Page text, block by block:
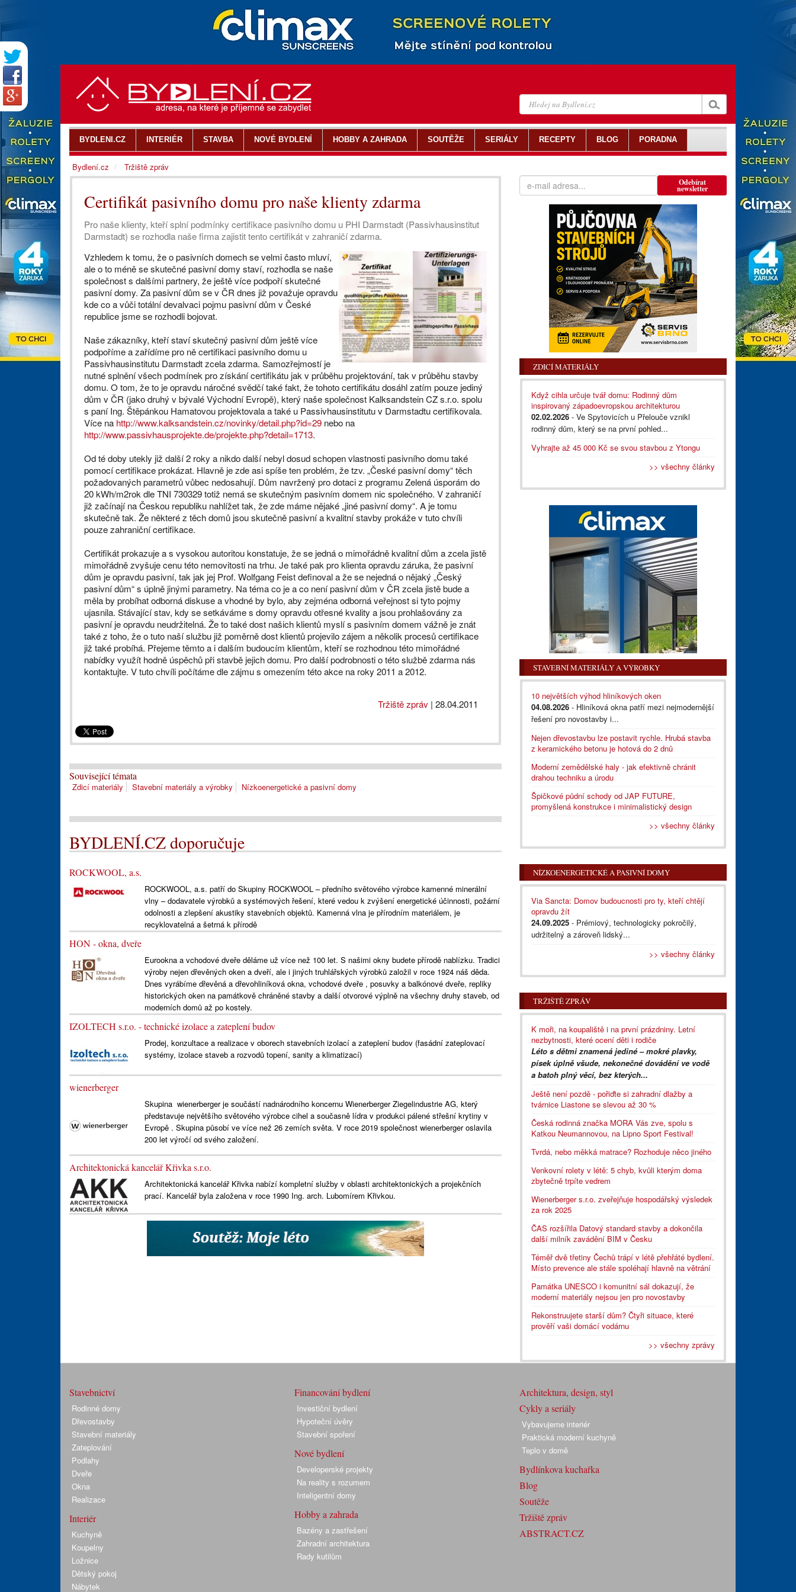
Certifikát pasivního domu pro naše klienty zdarma
Pro naše klienty, kteří splní podmínky certifikace pasivního domu u PHI Darmstadt (Passivhausinstitut
Darmstadt) se rozhodla naše firma zajistit tento certifikát v zahraničí zdarma.
Vzhledem k tomu, že o pasivních domech se velmi často mluví,
ale o to méně se skutečné pasivní domy staví, rozhodla se naše
společnost s dalšími partnery, že ještě více podpoří skutečné
pasivní domy. Za pasivní dům se v ČR dnes již považuje opravdu
kde co a vůči totální devalvaci pojmu pasivní dům v České
republice jsme se rozhodli bojovat.
Naše zákazníky, kteří staví skutečný pasivní dům ještě více
podpoříme a zařídíme pro ně certifikaci pasivního domu u
Passivhausinstitutu Darmstadt zcela zdarma. Samozřejmostí je
nutné splnění všech podmínek pro získání certifikátu jak v průběhu projektování, tak v průběhu stavby
domu. O tom, že to je opravdu náročné svědčí také fakt, že tohoto certifikátu dosáhl zatím pouze jediný
dům v ČR (jako druhý v bývalé Východní Evropě), který naše společnost Kalksandstein CZ s.r.o. spolu
s paní Ing. Štěpánkou Hamatovou projektovala a také u Passivhausinstitutu v Darmstadtu certifikovala.
Více na http://www.kalksandstein.cz/novinky/detail.php?id=29 nebo na
http://www.passivhausprojekte.de/projekte.php?detail=1713.
Od té doby utekly již další 2 roky a nikdo další nebyl dosud schopen vlastnosti pasivního domu také
pomocí certifikace prokázat. Hlavně je zde asi spíše ten problém, že tzv. „České pasivní domy“ těch
požadovaných parametrů vůbec nedosahují. Dům navržený pro dotaci z programu Zelená úsporám do
20 kWh/m2rok dle TNI 730329 totiž nemá se skutečným pasivním domem nic společného. V zahraničí
již začínají na Českou republiku nahlížet tak, že zde máme nějaké „jiné pasivní domy“. A je tomu
skutečně tak. Že některé z těch domů jsou skutečně pasivní a kvalitní stavby prokáže v tuto chvíli
pouze zahraniční certifikace.
Certifikát prokazuje a s vysokou autoritou konstatuje, že se jedná o mimořádně kvalitní dům a zcela jistě
mimořádně zvyšuje cenu této nemovitosti na trhu. Je také pak pro klienta opravdu záruka, že pasivní
dům je opravdu pasivní, tak jak jej Prof. Wolfgang Feist definoval a že se nejedná o nějaký „Český
pasivní dům“ s úplně jinými parametry. Na téma co je a co není pasivní dům v ČR zcela jistě bude a
měla by probíhat odborná diskuse a vhodné by bylo, aby zejména odborná veřejnost si tyto pojmy
ujasnila. Stávající stav, kdy se setkáváme s domy opravdu otřesné kvality a jsou prohlašovány za
pasivní je opravdu neudržitelná. Že to také dost našich klientů myslí s pasivním domem vážně je znát
také z toho, že o tuto naší službu již poměrně dost klientů projevilo zájem a několik procesů certifikace
již také probíhá. Přejeme těmto a i dalším budoucím klientům, kteří se rozhodnou této mimořádné
nabídky využít hodně úspěchů při stavbě jejich domu. Pro další podrobnosti o této službě zdarma nás
kontaktujte. V tuto chvíli počítáme dle zájmu s omezením této akce na roky 2011 a 2012.
Tržiště zpráv | 28.04.2011
Související témata
Zdicí materiály Stavební materiály a výrobky Nízkoenergetické a pasivní domy
BYDLENÍ.CZ doporučuje
ROCKWOOL, a.s.
ROCKWOOL, a.s. patří do Skupiny ROCKWOOL – předního světového výrobce kamenné minerální
vlny – dodavatele výrobků a systémových řešení, které vedou k zvýšení energetické účinnosti, požární
odolnosti a zlepšení akustiky stavebních objektů. Kamenná vlna je přírodním materiálem, je
recyklovatelná a šetrná k přírodě
HON - okna, dveře
Eurookna a vchodové dveře děláme už více než 100 let. S našimi okny budete přírodě nablízku. Tradici
výroby nejen dřevěných oken a dveří, ale i jiných truhlářských výrobků založil v roce 1924 náš děda.
Dnes vyrábíme dřevěná a dřevohliníková okna, vchodové dveře , posuvky a balkónové dveře, repliky
historických oken na památkově chráněné stavby a další otvorové výplně na všechny druhy staveb, od
moderních domů až po kostely.
IZOLTECH s.r.o. - technické izolace a zateplení budov
Prodej, konzultace a realizace v oborech stavebních izolací a zateplení budov (fasádní zateplovací
systémy, izolace staveb a rozvodů topení, sanity a klimatizací)
wienerberger
Skupina wienerberger je součástí nadnárodního koncernu Wienerberger Ziegelindustrie AG, který
představuje největšího světového výrobce cihel a současně lídra v produkci pálené střešní krytiny v
Evropě . Skupina působí ve více než 26 zemích světa. V roce 2019 společnost wienerberger oslavila
200 let výročí od svého založení.
Architektonická kancelář Křivka s.r.o.
Architektonická kancelář Křivka nabízí kompletní služby v oblasti architektonických a projekčních
prací. Kancelář byla založena v roce 1990 Ing. arch. Lubomírem Křivkou.
Odebírat
newsletter
ZDICÍ MATERIÁLY
Když cihla určuje tvář domu: Rodinný dům
inspirovaný západoevropskou architekturou
02.02.2026 - Ve Spytovicích u Přelouče vznikl
rodinný dům, který se na první pohled...
Vyhrajte až 45 000 Kč se svou stavbou z Ytongu
>> všechny články
STAVEBNÍ MATERIÁLY A VÝROBKY
10 největších výhod hliníkových oken
04.08.2026 - Hliníková okna patří mezi nejmodernější
řešení pro novostavby i...
Nejen dřevostavbu lze postavit rychle. Hrubá stavba
z keramického betonu je hotová do 2 dnů
Moderní zemědělské haly - jak efektivně chránit
drahou techniku a úrodu
Špičkové půdní schody od JAP FUTURE,
promyšlená konstrukce i minimalistický design
>> všechny články
NÍZKOENERGETICKÉ A PASIVNÍ DOMY
Via Sancta: Domov budoucnosti pro ty, kteří chtějí
opravdu žít
24.09.2025 - Prémiový, technologicky pokročilý,
udržitelný a zároveň lidský...
>> všechny články
TRŽIŠTĚ ZPRÁV
K moři, na koupaliště i na první prázdniny. Letní
nezbytnosti, které ocení děti i rodiče
Léto s dětmi znamená jediné – mokré plavky,
písek úplně všude, nekonečné dovádění ve vodě
a batoh plný věcí, bez kterých...
Ještě není pozdě - pořiďte si zahradní dlažby a
tvárnice Liastone se slevou až 30 %
Česká rodinná značka MORA Vás zve, spolu s
Katkou Neumannovou, na Lipno Sport Festival!
Tvrdá, nebo měkká matrace? Rozhoduje něco jiného
Venkovní rolety v létě: 5 chyb, kvůli kterým doma
zbytečně trpíte vedrem
Wienerberger s.r.o. zveřejňuje hospodářský výsledek
za rok 2025
ČAS rozšířila Datový standard stavby a dokončila
další milník zavádění BIM v Česku
Téměř dvě třetiny Čechů trápí v létě přehřáté bydlení.
Místo prevence ale stále spoléhají hlavně na větrání
Památka UNESCO i komunitní sál dokazují, že
moderní materiály nejsou jen pro novostavby
Rekonstruujete starší dům? Čtyři situace, které
prověří vaši domácí vodárnu
>> všechny zprávy
BYDLENI.CZ INTERIÉR STAVBA NOVÉ BYDLENÍ HOBBY A ZAHRADA SOUTĚŽE SERIÁLY RECEPTY BLOG PORADNA
Bydlení.cz Tržiště zpráv
Stavebnictví
Rodinné domy
Dřevostavby
Stavební materiály
Zateplování
Podlahy
Dveře
Okna
Realizace
Interiér
Kuchyně
Koupelny
Ložnice
Dětský pokoj
Nábytek
Financování bydlení
Investiční bydlení
Hypoteční úvěry
Stavební spoření
Nové bydlení
Developerské projekty
Na reality s rozumem
Inteligentní domy
Hobby a zahrada
Bazény a zastřešení
Zahradní architektura
Rady kutilům
Architektura, design, styl
Cykly a seriály
Vybavujeme interiér
Praktická moderní kuchyně
Teplo v domě
Bydlínkova kuchařka
Blog
Soutěže
Tržiště zpráv
ABSTRACT.CZ